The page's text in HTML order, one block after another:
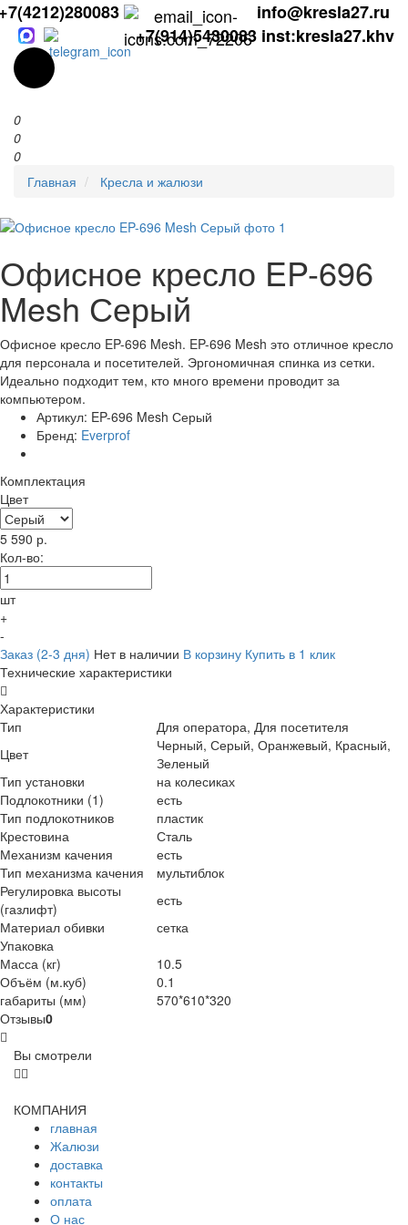
info@kresla27.ru
+7(914)5430083 inst:kresla27.khv
0
0
0
Главная
Кресла и жалюзи
Офисное кресло EP-696
Mesh Серый
Офисное кресло EP-696 Mesh. EP-696 Mesh это отличное кресло
для персонала и посетителей. Эргономичная спинка из сетки.
Идеально подходит тем, кто много времени проводит за
компьютером.
Артикул: EP-696 Mesh Серый
Бренд: Everprof
Комплектация
Цвет
5 590 р.
Кол-во:
шт
+
-
Заказ (2-3 дня) Нет в наличии В корзину Купить в 1 клик
Технические характеристики
Характеристики
Тип
Для оператора, Для посетителя
Цвет
Черный, Серый, Оранжевый, Красный,
Зеленый
Тип установки
на колесиках
Подлокотники (1)
есть
Тип подлокотников
пластик
Крестовина
Сталь
Механизм качения
есть
Тип механизма качения
мультиблок
Регулировка высоты
(газлифт)
есть
Материал обивки
сетка
Упаковка
Масса (кг)
10.5
Объём (м.куб)
0.1
габариты (мм)
570*610*320
Отзывы0
Вы смотрели
КОМПАНИЯ
главная
Жалюзи
доставка
контакты
оплата
О нас